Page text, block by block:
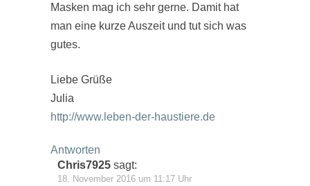
Masken mag ich sehr gerne. Damit hat
man eine kurze Auszeit und tut sich was
gutes.
Liebe Grüße
Julia
http://www.leben-der-haustiere.de
Antworten
Chris7925 sagt:
18. November 2016 um 11:17 Uhr